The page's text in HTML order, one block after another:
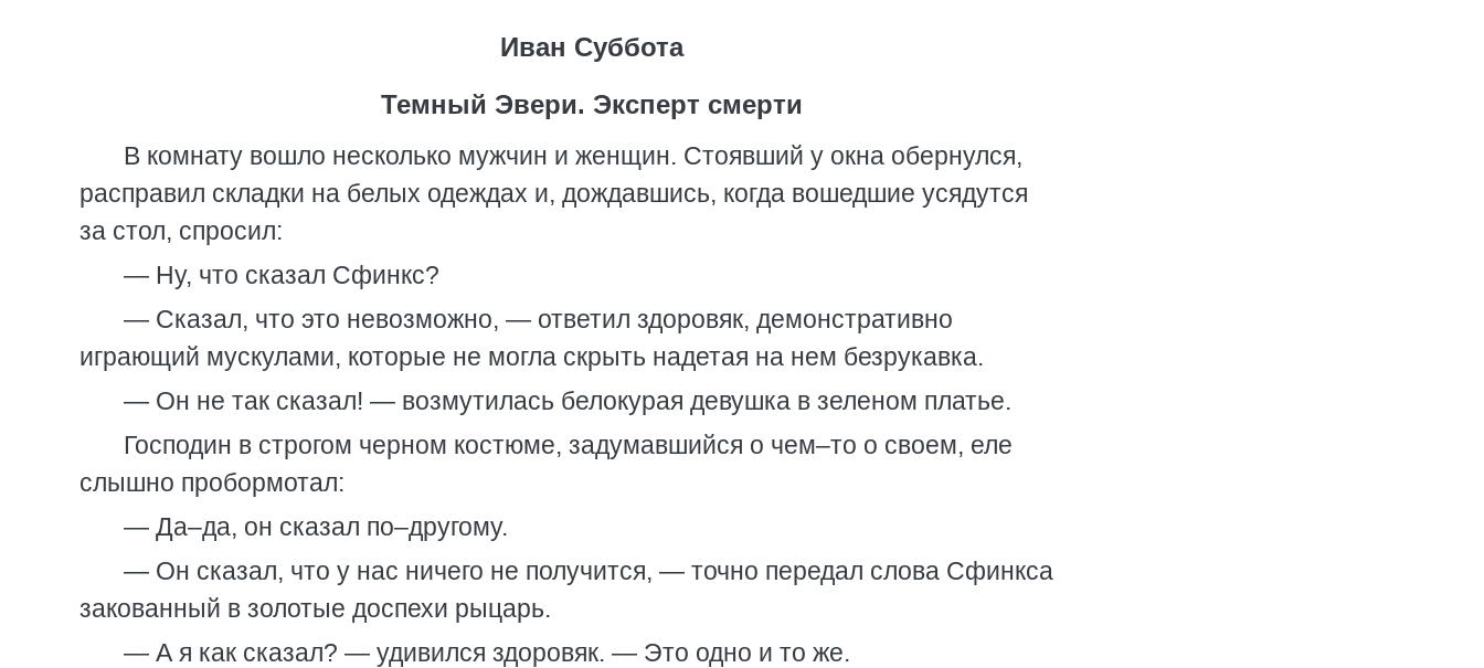
Иван Суббота
Темный Эвери. Эксперт смерти
В комнату вошло несколько мужчин и женщин. Стоявший у окна обернулся,
расправил складки на белых одеждах и, дождавшись, когда вошедшие усядутся
за стол, спросил:
— Ну, что сказал Сфинкс?
— Сказал, что это невозможно, — ответил здоровяк, демонстративно
играющий мускулами, которые не могла скрыть надетая на нем безрукавка.
— Он не так сказал! — возмутилась белокурая девушка в зеленом платье.
Господин в строгом черном костюме, задумавшийся о чем–то о своем, еле
слышно пробормотал:
— Да–да, он сказал по–другому.
— Он сказал, что у нас ничего не получится, — точно передал слова Сфинкса
закованный в золотые доспехи рыцарь.
— А я как сказал? — удивился здоровяк. — Это одно и то же.